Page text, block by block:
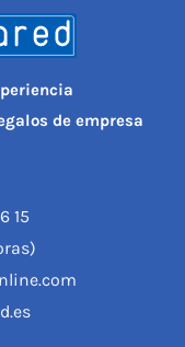
de empresa
15